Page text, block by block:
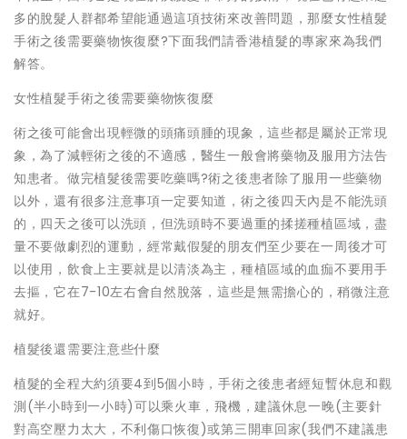
多的脫髮人群都希望能通過這項技術來改善問題，那麼女性植髮
手術之後需要藥物恢復麼?下面我們請香港植髮的專家來為我們
解答。
女性植髮手術之後需要藥物恢復麼
術之後可能會出現輕微的頭痛頭腫的現象，這些都是屬於正常現
象，為了減輕術之後的不適感，醫生一般會將藥物及服用方法告
知患者。做完植髮後需要吃藥嗎?術之後患者除了服用一些藥物
以外，還有很多注意事項一定要知道，術之後四天內是不能洗頭
的，四天之後可以洗頭，但洗頭時不要過重的揉搓種植區域，盡
量不要做劇烈的運動，經常戴假髮的朋友們至少要在一周後才可
以使用，飲食上主要就是以清淡為主，種植區域的血痂不要用手
去摳，它在7-10左右會自然脫落，這些是無需擔心的，稍微注意
就好。
植髮後還需要注意些什麼
植髮的全程大約須要4到5個小時，手術之後患者經短暫休息和觀
測(半小時到一小時)可以乘火車，飛機，建議休息一晚(主要針
對高空壓力太大，不利傷口恢復)或第三開車回家(我們不建議患